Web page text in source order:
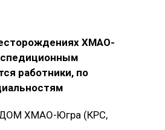
ХМАО-
работники, по
ХМАО-Югра (КРС,